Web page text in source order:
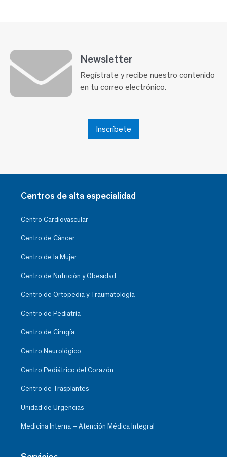
Newsletter
Regístrate y recibe nuestro contenido
en tu correo electrónico.
Inscríbete
Centros de alta especialidad
Centro Cardiovascular
Centro de Cáncer
Centro de la Mujer
Centro de Nutrición y Obesidad
Centro de Ortopedia y Traumatología
Centro de Pediatría
Centro de Cirugía
Centro Neurológico
Centro Pediátrico del Corazón
Centro de Trasplantes
Unidad de Urgencias
Medicina Interna – Atención Médica Integral